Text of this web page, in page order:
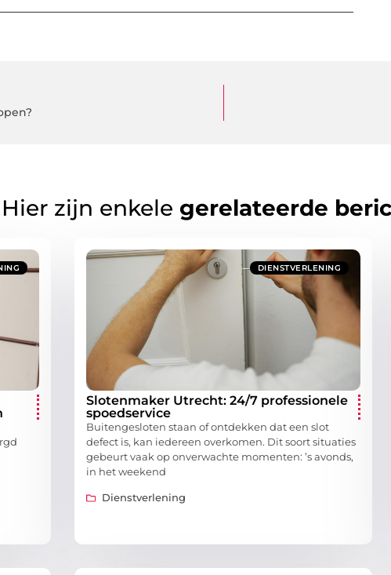
Hier zijn enkele gerelateerde
DIENSTVERLENING
Slotenmaker Utrecht: 24/7 professionele
spoedservice
Buitengesloten staan of ontdekken dat een slot
defect is, kan iedereen overkomen. Dit soort situaties
gebeurt vaak op onverwachte momenten: ’s avonds,
in het weekend
Dienstverlening